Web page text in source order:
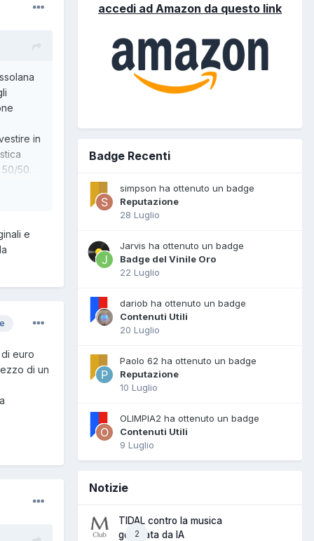
in
50.
e
euro
di un
accedi ad Amazon da questo link
Badge Recenti
simpson ha ottenuto un badge
Reputazione
28 Luglio
Jarvis ha ottenuto un badge
Badge del Vinile Oro
22 Luglio
dariob ha ottenuto un badge
Contenuti Utili
20 Luglio
Paolo 62 ha ottenuto un badge
Reputazione
10 Luglio
OLIMPIA2 ha ottenuto un badge
Contenuti Utili
9 Luglio
Notizie
2
TIDAL contro la musica
generata da IA